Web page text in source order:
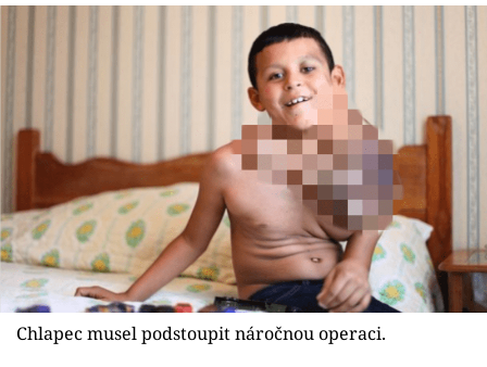
Přihlášení
Sledujte nás
Chlapec musel podstoupit náročnou operaci.